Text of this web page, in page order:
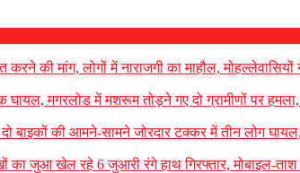
की मांग, लोगों में नाराजगी का माहौल,
मगरलोड में मशरूम तोड़ने गए दो ग्रामीणों पर हमला,
बाइकों की आमने-सामने जोरदार टक्कर में तीन लोग
का जुआ खेल रहे 6 जुआरी रंगे हाथ गिरफ्तार, मोबाइल-